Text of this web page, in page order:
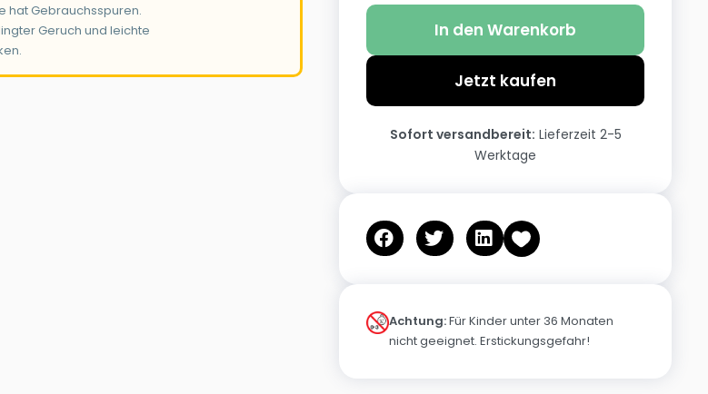
hat Gebrauchsspuren.
Geruch und leichte
In den Warenkorb
Jetzt kaufen
Sofort versandbereit: Lieferzeit 2-5
Werktage
Achtung:Für Kinder unter 36 Monaten
nicht geeignet. Erstickungsgefahr!